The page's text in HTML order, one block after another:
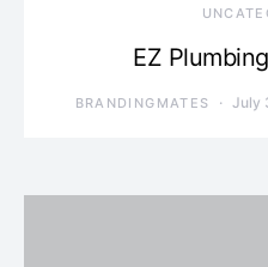
EZ
BRANDINGMATES July